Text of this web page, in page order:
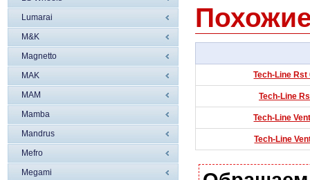
Lumarai
M&K
Magnetto
MAK
MAM
Mamba
Mandrus
Mefro
Megami
Tech-Line Rst
Tech-Line
Tech-Line
Tech-Line